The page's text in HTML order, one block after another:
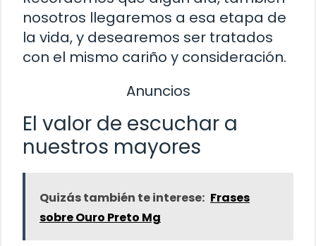
nosotros llegaremos a esa etapa de
la vida, y desearemos ser tratados
con el mismo cariño y consideración.
Anuncios
El valor de escuchar a
nuestros mayores
Quizás también te interese: Frases
sobre Ouro Preto Mg